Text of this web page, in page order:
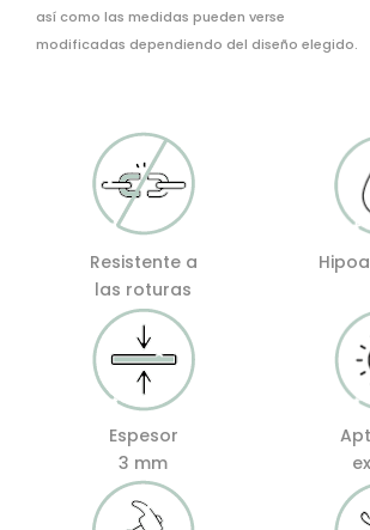
así como las medidas pueden verse
modificadas dependiendo del diseño elegido.
Resistente a
las roturas
Espesor
3 mm